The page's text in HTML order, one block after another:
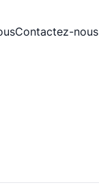
Contactez-nous